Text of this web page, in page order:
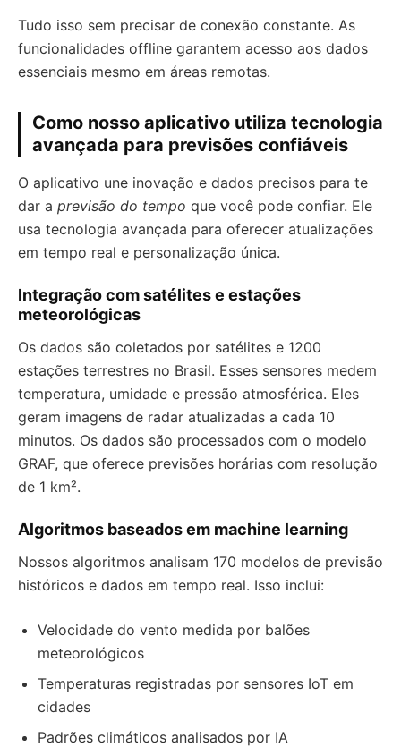
Tudo isso sem precisar de conexão constante. As
funcionalidades offline garantem acesso aos dados
essenciais mesmo em áreas remotas.
Como nosso aplicativo utiliza tecnologia
avançada para previsões confiáveis
O aplicativo une inovação e dados precisos para te
dar a previsão do tempo que você pode confiar. Ele
usa tecnologia avançada para oferecer atualizações
em tempo real e personalização única.
Integração com satélites e estações
meteorológicas
Os dados são coletados por satélites e 1200
estações terrestres no Brasil. Esses sensores medem
temperatura, umidade e pressão atmosférica. Eles
geram imagens de radar atualizadas a cada 10
minutos. Os dados são processados com o modelo
GRAF, que oferece previsões horárias com resolução
de 1 km².
Algoritmos baseados em machine learning
Nossos algoritmos analisam 170 modelos de previsão
históricos e dados em tempo real. Isso inclui:
Velocidade do vento medida por balões
meteorológicos
Temperaturas registradas por sensores IoT em
cidades
Padrões climáticos analisados por IA